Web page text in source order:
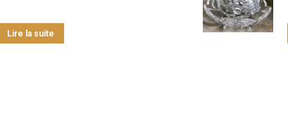
Lire la suite